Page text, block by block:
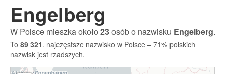
Engelberg
W Polsce mieszka około23osób o nazwisku Engelberg.
To 89 321. najczęstsze nazwisko w Polsce – 71% polskich
nazwisk jest rzadszych.